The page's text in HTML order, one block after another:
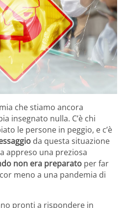
che stiamo ancora
insegnato nulla. C’è chi
le persone in peggio, e c’è
da questa situazione
appreso una preziosa
non era preparato per far
meno a una pandemia di
pronti a rispondere in